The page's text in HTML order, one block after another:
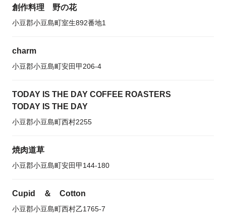
創作料理 野の花
小豆郡小豆島町室生892番地1
charm
小豆郡小豆島町安田甲206-4
TODAY IS THE DAY COFFEE ROASTERS
TODAY IS THE DAY
小豆郡小豆島町西村2255
焼肉道草
小豆郡小豆島町安田甲144-180
Cupid ＆ Cotton
小豆郡小豆島町西村乙1765-7